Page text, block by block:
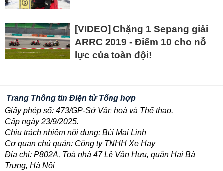
[VIDEO] Chặng 1 Sepang giải
ARRC 2019 - Điểm 10 cho nỗ
lực của toàn đội!
Trang Thông tin Điện tử Tổng hợp
Giấy phép số: 473/GP-Sở Văn hoá và Thể thao.
Cấp ngày 23/9/2025.
Chịu trách nhiệm nội dung: Bùi Mai Linh
Cơ quan chủ quản: Công ty TNHH Xe Hay
Địa chỉ: P802A, Toà nhà 47 Lê Văn Hưu, quận Hai Bà
Trưng, Hà Nội